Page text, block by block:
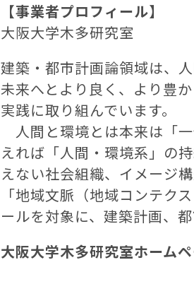
【事業者プロフィール】
大阪大学木多研究室
建築・都市計画論領域は、
未来へとより良く、より豊
実践に取り組んでいます。
人間と環境とは本来は「
えれば「人間・環境系」の
えない社会組織、イメージ
「地域文脈（地域コンテク
ールを対象に、建築計画、
大阪大学木多研究室ホームペ